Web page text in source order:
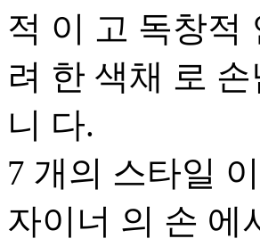
적 이 고 독창적
려 한 색채 로
니 다.
7 개의 스타일
자이너 의 손 에